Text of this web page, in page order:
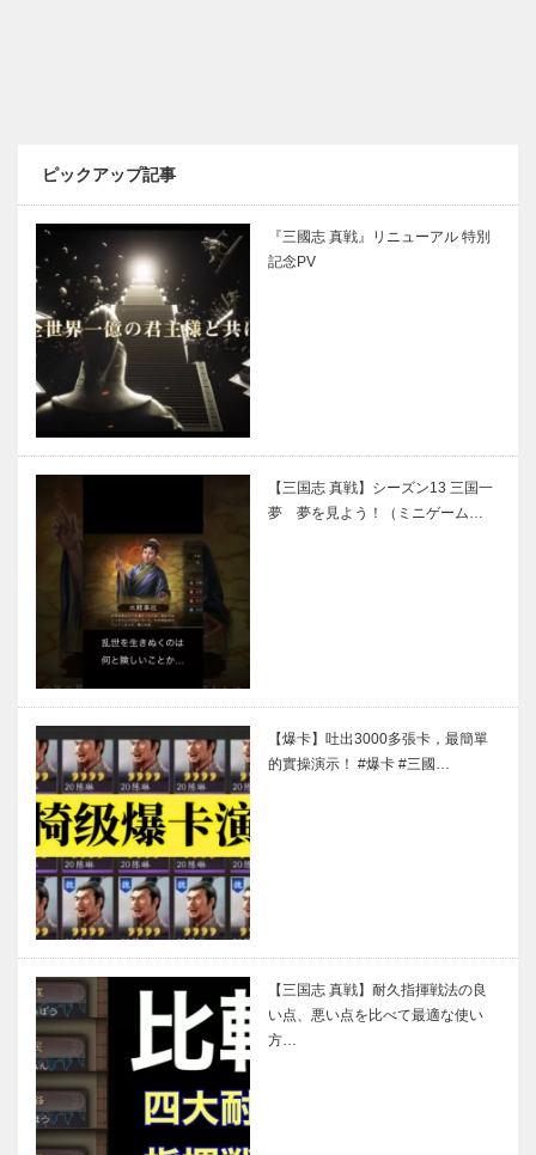
ピックアップ記事
『三國志 真戦』リニューアル 特別
記念PV
【三国志 真戦】シーズン13 三国一
夢 夢を見よう！（ミニゲーム…
【爆卡】吐出3000多張卡，最簡單
的實操演示！ #爆卡 #三國…
【三国志 真戦】耐久指揮戦法の良
い点、悪い点を比べて最適な使い
方…